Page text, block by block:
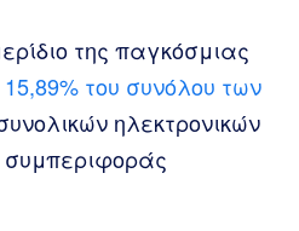
της παγκόσμιας
15,89% του συνόλου των
ηλεκτρονικών
συμπεριφοράς